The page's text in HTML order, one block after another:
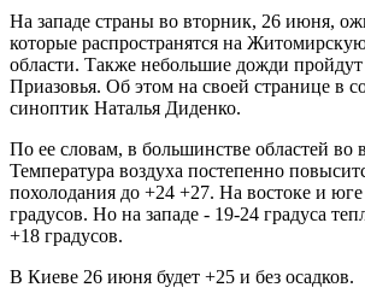
На западе страны во вторник, 26 июня,
которые распространятся на
области. Также небольшие дожди
Приазовья. Об этом на своей странице в
синоптик Наталья Диденко.
По ее словам, в большинстве областей во
Температура воздуха постепенно
похолодания до +24 +27. На востоке и
градусов. Но на западе - 19-24 градуса
+18 градусов.
В Киеве 26 июня будет +25 и без осадков.